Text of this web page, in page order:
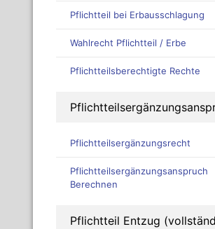
Pflichtteil bei Erbausschlagung
Wahlrecht Pflichtteil / Erbe
Pflichtteilsberechtigte Rechte
Pflichtteilsergänzungsrecht
Pflichtteilsergänzungsanspruch
Berechnen
Pflichtteil Entzug